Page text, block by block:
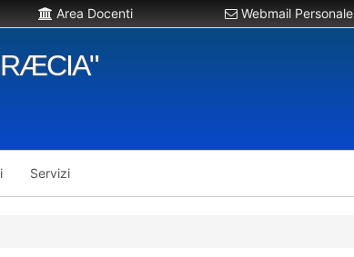
Area Docenti Webmail Personale
Servizi